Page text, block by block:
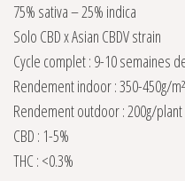
75% sativa – 25% indica
Solo CBD x Asian CBDV strain
Cycle complet : 9-10 semaines
Rendement indoor : 350-450g/m²
Rendement outdoor : 200g/plant
CBD : 1-5%
THC : <0.3%